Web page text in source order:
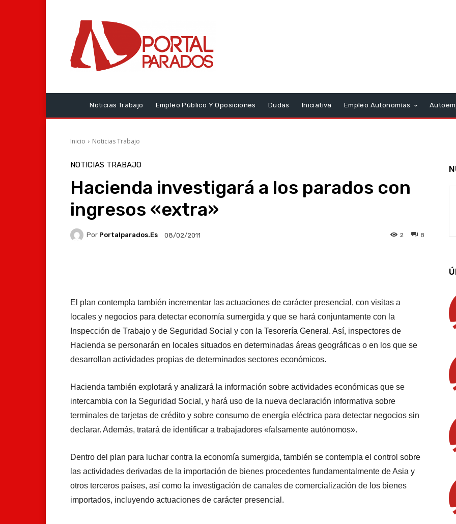
Noticias Trabajo Empleo Público Y Oposiciones Dudas Iniciativa Empleo Autonomías
Inicio Noticias Trabajo
NOTICIAS TRABAJO
Hacienda investigará a los parados con
ingresos «extra»
Por Portalparados.es 08/02/2011 8
2
El plan contempla también incrementar las actuaciones de carácter presencial, con visitas a
locales y negocios para detectar economía sumergida y que se hará conjuntamente con la
Inspección de Trabajo y de Seguridad Social y con la Tesorería General. Así, inspectores de
Hacienda se personarán en locales situados en determinadas áreas geográficas o en los que se
desarrollan actividades propias de determinados sectores económicos.
Hacienda también explotará y analizará la información sobre actividades económicas que se
intercambia con la Seguridad Social, y hará uso de la nueva declaración informativa sobre
terminales de tarjetas de crédito y sobre consumo de energía eléctrica para detectar negocios sin
declarar. Además, tratará de identificar a trabajadores «falsamente autónomos».
Dentro del plan para luchar contra la economía sumergida, también se contempla el control sobre
las actividades derivadas de la importación de bienes procedentes fundamentalmente de Asia y
otros terceros países, así como la investigación de canales de comercialización de los bienes
importados, incluyendo actuaciones de carácter presencial.